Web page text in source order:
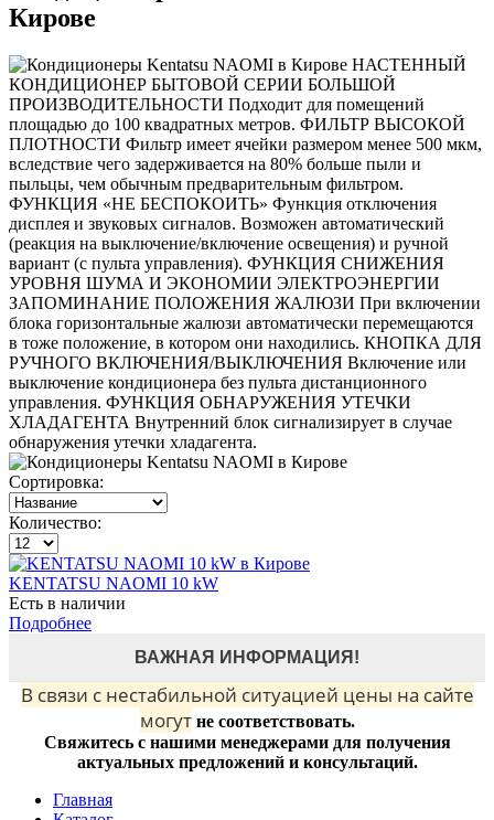
Кирове
НАСТЕННЫЙ
КОНДИЦИОНЕР БЫТОВОЙ СЕРИИ БОЛЬШОЙ
ПРОИЗВОДИТЕЛЬНОСТИ Подходит для помещений
площадью до 100 квадратных метров. ФИЛЬТР ВЫСОКОЙ
ПЛОТНОСТИ Фильтр имеет ячейки размером менее 500 мкм,
вследствие чего задерживается на 80% больше пыли и
пыльцы, чем обычным предварительным фильтром.
ФУНКЦИЯ «НЕ БЕСПОКОИТЬ» Функция отключения
дисплея и звуковых сигналов. Возможен автоматический
(реакция на выключение/включение освещения) и ручной
вариант (с пульта управления). ФУНКЦИЯ СНИЖЕНИЯ
УРОВНЯ ШУМА И ЭКОНОМИИ ЭЛЕКТРОЭНЕРГИИ
ЗАПОМИНАНИЕ ПОЛОЖЕНИЯ ЖАЛЮЗИ При включении
блока горизонтальные жалюзи автоматически перемещаются
в тоже положение, в котором они находились. КНОПКА ДЛЯ
РУЧНОГО ВКЛЮЧЕНИЯ/ВЫКЛЮЧЕНИЯ Включение или
выключение кондиционера без пульта дистанционного
управления. ФУНКЦИЯ ОБНАРУЖЕНИЯ УТЕЧКИ
ХЛАДАГЕНТА Внутренний блок сигнализирует в случае
обнаружения утечки хладагента.
Сортировка:
Количество:
KENTATSU NAOMI 10 kW
Есть в наличии
Подробнее
ВАЖНАЯ ИНФОРМАЦИЯ!
В связи с нестабильной ситуацией цены на сайте
могутне соответствовать.
Свяжитесь с нашими менеджерами для получения
актуальных предложений и консультаций.
Главная